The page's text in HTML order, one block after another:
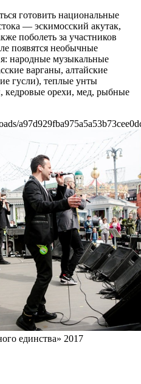
готовить национальные
— эскимосский акутак,
поболеть за участников
появятся необычные
народные музыкальные
варганы, алтайские
гусли), теплые унты
кедровые орехи, мед, рыбные
единства» 2017